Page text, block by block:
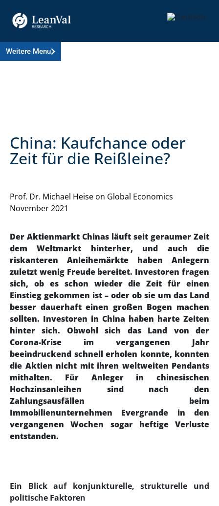
Weitere Menu
China: Kaufchance oder
Zeit für die Reißleine?
Prof. Dr. Michael Heise on Global Economics
November 2021
Der Aktienmarkt Chinas läuft seit geraumer Zeit
dem Weltmarkt hinterher, und auch die
riskanteren Anleihemärkte haben Anlegern
zuletzt wenig Freude bereitet. Investoren fragen
sich, ob es schon wieder die Zeit für einen
Einstieg gekommen ist – oder ob sie um das Land
besser dauerhaft einen großen Bogen machen
sollten. Investoren in China haben harte Zeiten
hinter sich. Obwohl sich das Land von der
Corona-Krise im vergangenen Jahr
beeindruckend schnell erholen konnte, konnten
die Aktien nicht mit ihren weltweiten Pendants
mithalten. Für Anleger in chinesischen
Hochzinsanleihen sind nach den
Zahlungsausfällen beim
Immobilienunternehmen Evergrande in den
vergangenen Wochen sogar heftige Verluste
entstanden.
Ein Blick auf konjunkturelle, strukturelle und
politische Faktoren